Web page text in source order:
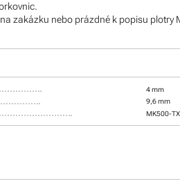
zakázku nebo prázdné k popisu plotry
4 mm
9,6 mm
MK500-